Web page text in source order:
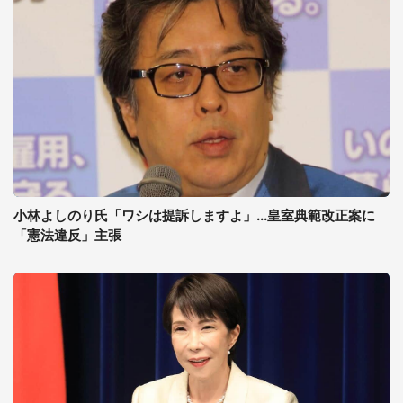
小林よしのり氏「ワシは提訴しますよ」...皇室典範改正案に
「憲法違反」主張